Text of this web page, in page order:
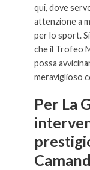
qui, dove
attenzione a
per lo sport.
che il Trofeo
possa
meraviglioso
Per La